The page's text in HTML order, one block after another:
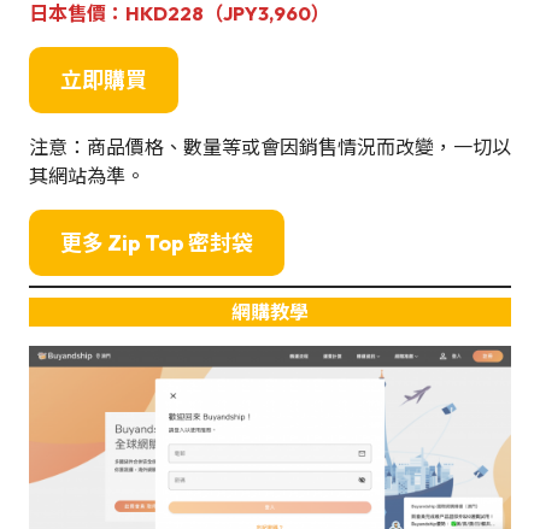
日本售價： HKD228（JPY3,960）
立即購買
注意：商品價格、數量等或會因銷售情況而改變，一切以
其網站為準。
更多 Zip Top 密封袋
網購教學